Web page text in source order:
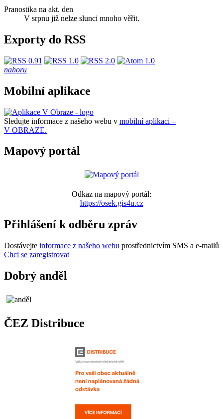
Pranostika na akt. den
V srpnu již nelze slunci mnoho věřit.
Exporty do RSS
nahoru
Mobilní aplikace
Sledujte informace z našeho webu v mobilní aplikaci –
V OBRAZE.
Mapový portál
Odkaz na mapový portál:
https://osek.gis4u.cz
Přihlášení k odběru zpráv
Dostávejte informace z našeho webu prostřednictvím SMS a e-mailů
Chci se zaregistrovat
Dobrý anděl
ČEZ Distribuce